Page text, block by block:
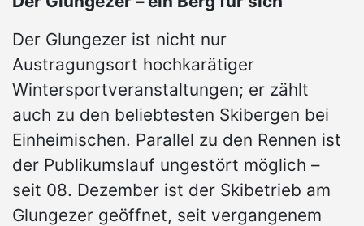
Der Glungezer ist nicht nur
Austragungsort hochkarätiger
Wintersportveranstaltungen; er zählt
auch zu den beliebtesten Skibergen bei
Einheimischen. Parallel zu den Rennen ist
der Publikumslauf ungestört möglich –
seit 08. Dezember ist der Skibetrieb am
Glungezer geöffnet, seit vergangenem